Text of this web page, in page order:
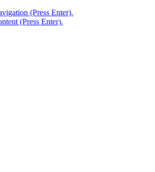
(Press Enter).
(Press Enter).